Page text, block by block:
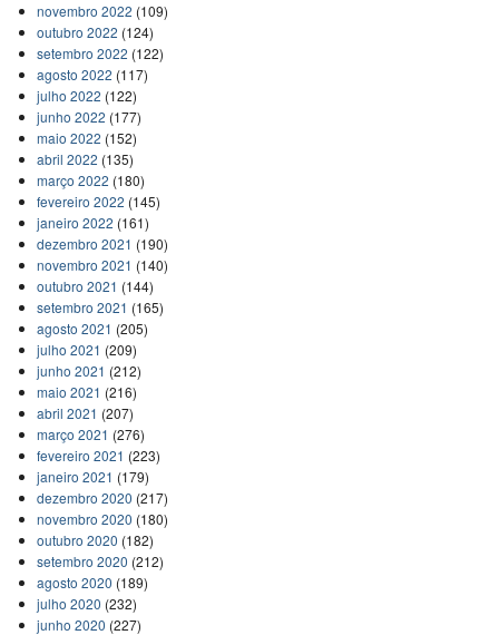
novembro 2022 (109)
outubro 2022 (124)
setembro 2022 (122)
agosto 2022 (117)
julho 2022 (122)
junho 2022 (177)
maio 2022 (152)
abril 2022 (135)
março 2022 (180)
fevereiro 2022 (145)
janeiro 2022 (161)
dezembro 2021 (190)
novembro 2021 (140)
outubro 2021 (144)
setembro 2021 (165)
agosto 2021 (205)
julho 2021 (209)
junho 2021 (212)
maio 2021 (216)
abril 2021 (207)
março 2021 (276)
fevereiro 2021 (223)
janeiro 2021 (179)
dezembro 2020 (217)
novembro 2020 (180)
outubro 2020 (182)
setembro 2020 (212)
agosto 2020 (189)
julho 2020 (232)
junho 2020 (227)